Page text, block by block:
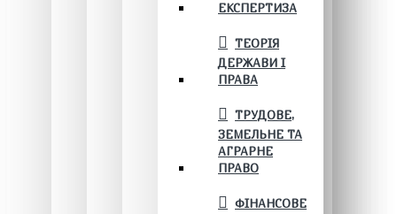
ЕКСПЕРТИЗА
ТЕОРІЯ
ДЕРЖАВИ І
ПРАВА
ТРУДОВЕ,
ЗЕМЕЛЬНЕ ТА
АГРАРНЕ
ПРАВО
ФІНАНСОВЕ